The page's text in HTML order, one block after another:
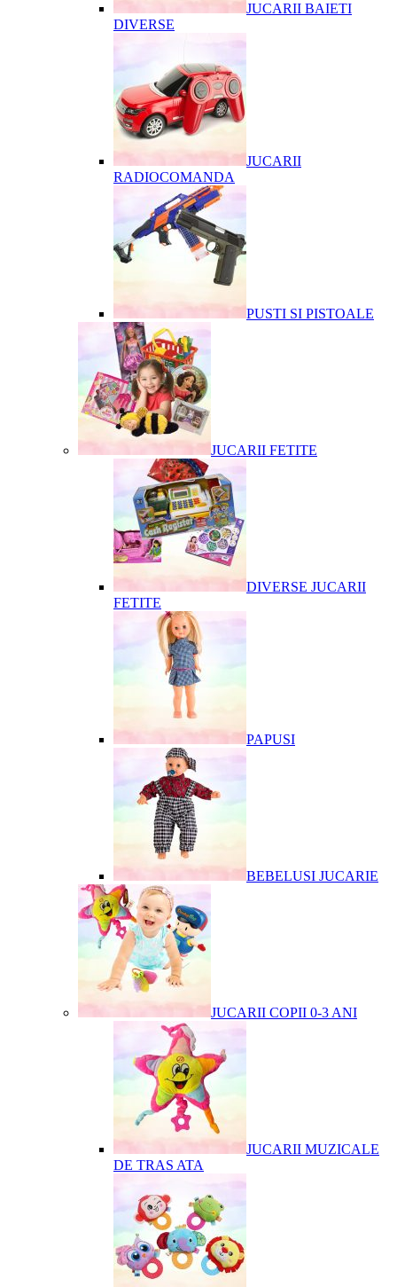
JUCARII BAIETI
DIVERSE
JUCARII
RADIOCOMANDA
PUSTI SI PISTOALE
JUCARII FETITE
DIVERSE JUCARII
FETITE
PAPUSI
BEBELUSI JUCARIE
JUCARII COPII 0-3 ANI
JUCARII MUZICALE
DE TRAS ATA